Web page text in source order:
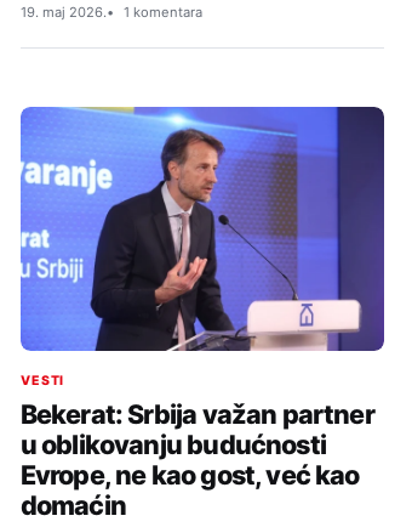
19. maj 2026. 1 komentara
VESTI
Bekerat: Srbija važan partner
u oblikovanju budućnosti
Evrope, ne kao gost, već kao
domaćin